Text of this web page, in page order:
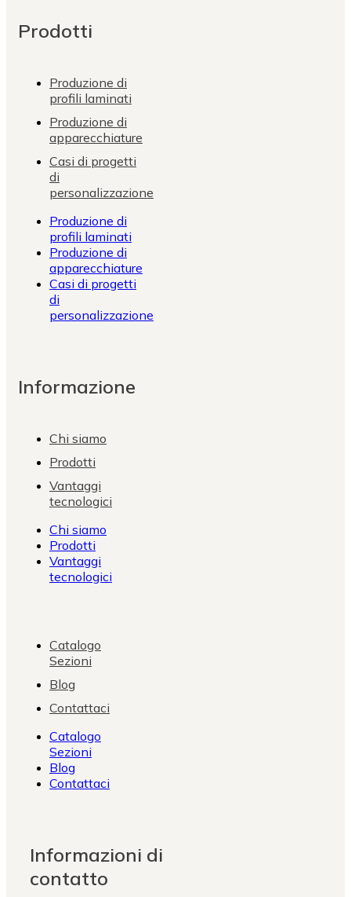
Prodotti
Produzione di
profili laminati
Produzione di
apparecchiature
Casi di progetti
di
personalizzazione
Produzione di
profili laminati
Produzione di
apparecchiature
Casi di progetti
di
personalizzazione
Informazione
Chi siamo
Prodotti
Vantaggi
tecnologici
Chi siamo
Prodotti
Vantaggi
tecnologici
Catalogo
Sezioni
Blog
Contattaci
Catalogo
Sezioni
Blog
Contattaci
Informazioni di
contatto